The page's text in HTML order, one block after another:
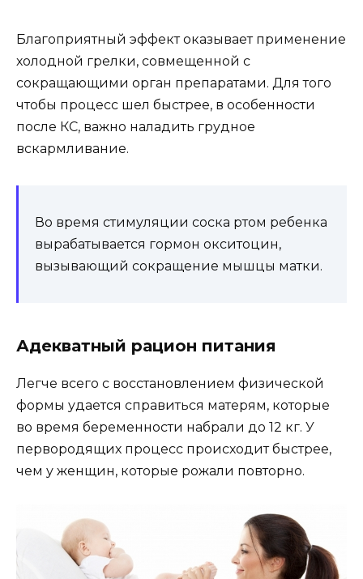
Благоприятный эффект оказывает применение
холодной грелки, совмещенной с
сокращающими орган препаратами. Для того
чтобы процесс шел быстрее, в особенности
после КС, важно наладить грудное
вскармливание.
Во время стимуляции соска ртом ребенка
вырабатывается гормон окситоцин,
вызывающий сокращение мышцы матки.
Адекватный рацион питания
Легче всего с восстановлением физической
формы удается справиться матерям, которые
во время беременности набрали до 12 кг. У
первородящих процесс происходит быстрее,
чем у женщин, которые рожали повторно.